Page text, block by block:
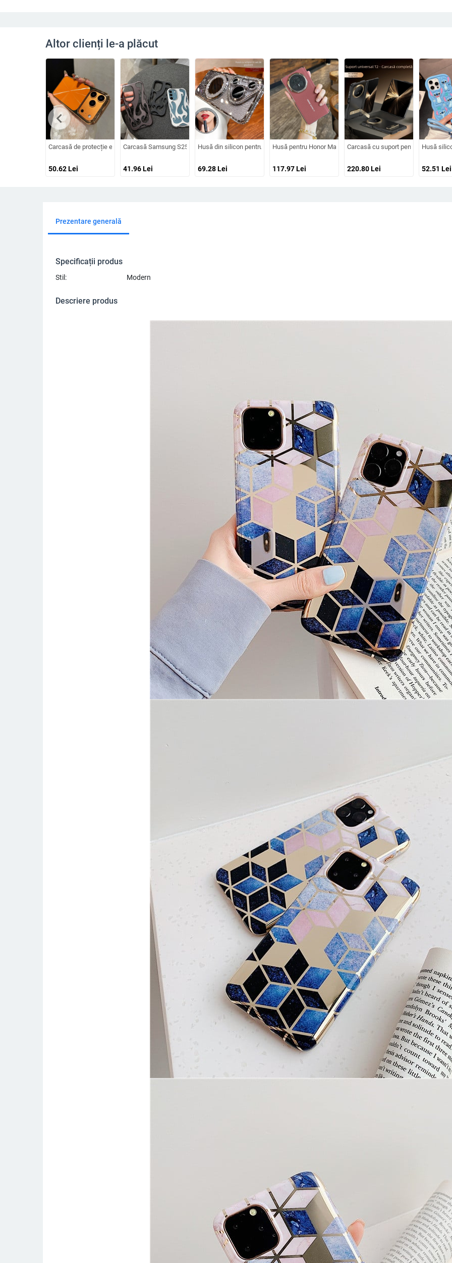
Altor clienți le-a plăcut
Carcasă de protecție electroplacată Aurora pentru iPhone 12–17 Pro și Pro Max, acoperire completă, anti-șoc
50.62Lei
Carcasă Samsung S25/S24 cu finisaj electroplatat în flacără, design decupat, compatibilă cu A26/A36/A56 și A54/
41.96Lei
Husă din silicon pentru Huawei Pura70/Pura70 Pro cu cristale, transparentă, estetică,
69.28Lei
Husă pentru Honor Magic V5 cu protecție magnetică a axului
117.97Lei
Carcasă cu suport pentru Honor
220.80Lei
Husă
52.51 Lei
chevron_left
Prezentare generală
Specificații produs
Stil: Modern
Descriere produs